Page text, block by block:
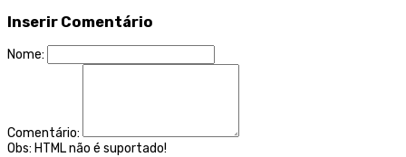
Inserir Comentário
Nome:
Comentário:
Obs: HTML não é suportado!